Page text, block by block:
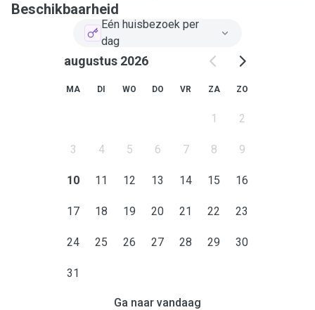
Beschikbaarheid
Eén huisbezoek per
dag
augustus 2026
MA DI WO DO VR ZA ZO
1 2
3 4 5 6 7 8 9
10 11 12 13 14 15 16
17 18 19 20 21 22 23
24 25 26 27 28 29 30
31
Ga naar vandaag